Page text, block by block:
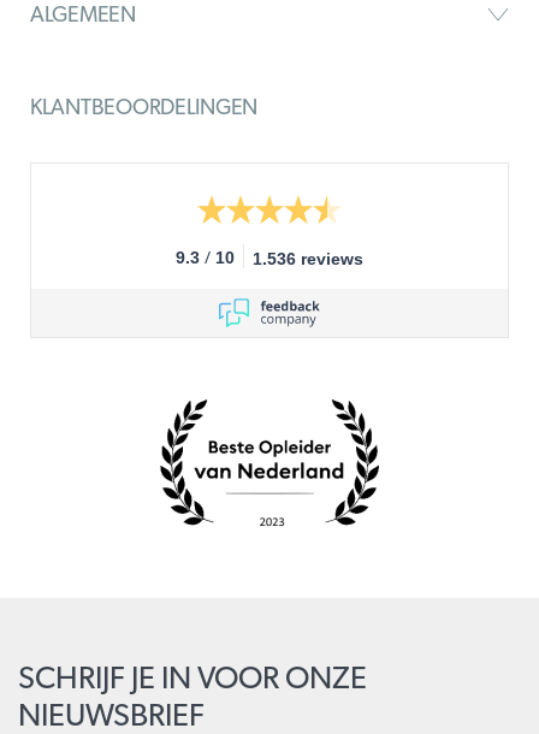
ALGEMEEN
KLANTBEOORDELINGEN
9.3 / 10 1.536 reviews
SCHRIJF JE IN VOOR ONZE
NIEUWSBRIEF